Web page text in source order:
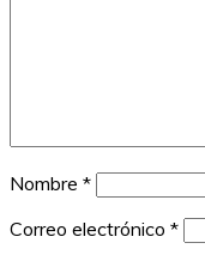
Nombre *
Correo electrónico *